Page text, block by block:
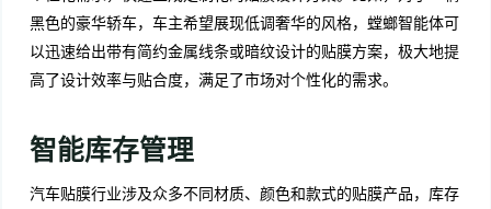
黑色的豪华轿车，车主希望展现低调奢华的风格，螳螂智能体可
以迅速给出带有简约金属线条或暗纹设计的贴膜方案，极大地提
高了设计效率与贴合度，满足了市场对个性化的需求。
智能库存管理
汽车贴膜行业涉及众多不同材质、颜色和款式的贴膜产品，库存